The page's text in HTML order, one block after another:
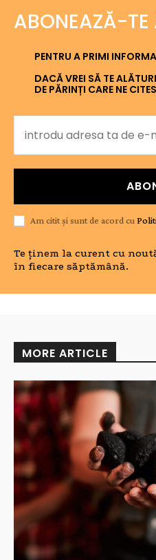
ABONEAZĂ-TE
PENTRU A PRIMI
DACĂ VREI SĂ TE
DE PĂRINȚI CARE NE
Am citit și sunt de acord cu
Te ținem la curent cu
în fiecare săptămână.
MORE ARTICLE